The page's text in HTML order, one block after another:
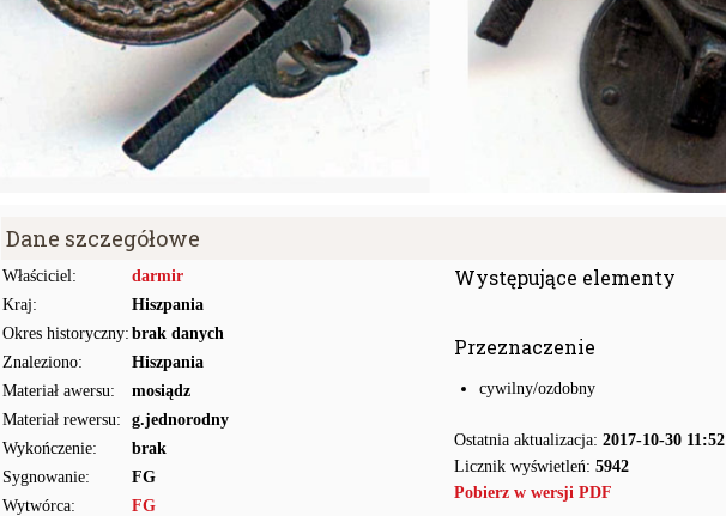
Dane szczegółowe
Właściciel:
darmir
Kraj:
Hiszpania
Okres historyczny: brak danych
Znaleziono:
Hiszpania
Materiał awersu:
mosiądz
Materiał rewersu:
g.jednorodny
Wykończenie:
brak
Sygnowanie:
FG
Wytwórca:
FG
Występujące elementy
Przeznaczenie
cywilny/ozdobny
Ostatnia aktualizacja: 2017-10-30 11:52
Licznik wyświetleń: 5942
Pobierz w wersji PDF